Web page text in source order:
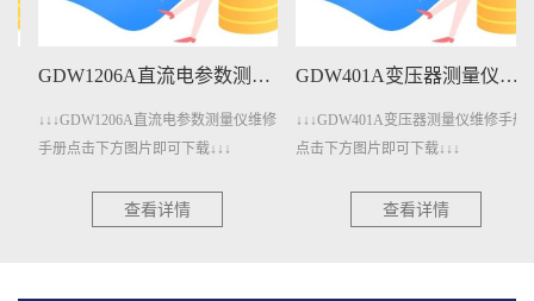
GDW1206A直流电参数测量仪维修手册下载
↓↓↓GDW1206A直流电参数测量仪维修
手册点击下方图片即可下载↓↓↓
查看详情
GDW401A变压器测量仪维修手册下载
↓↓↓GDW401A变压器测量仪维修手册
点击下方图片即可下载↓↓↓
查看详情